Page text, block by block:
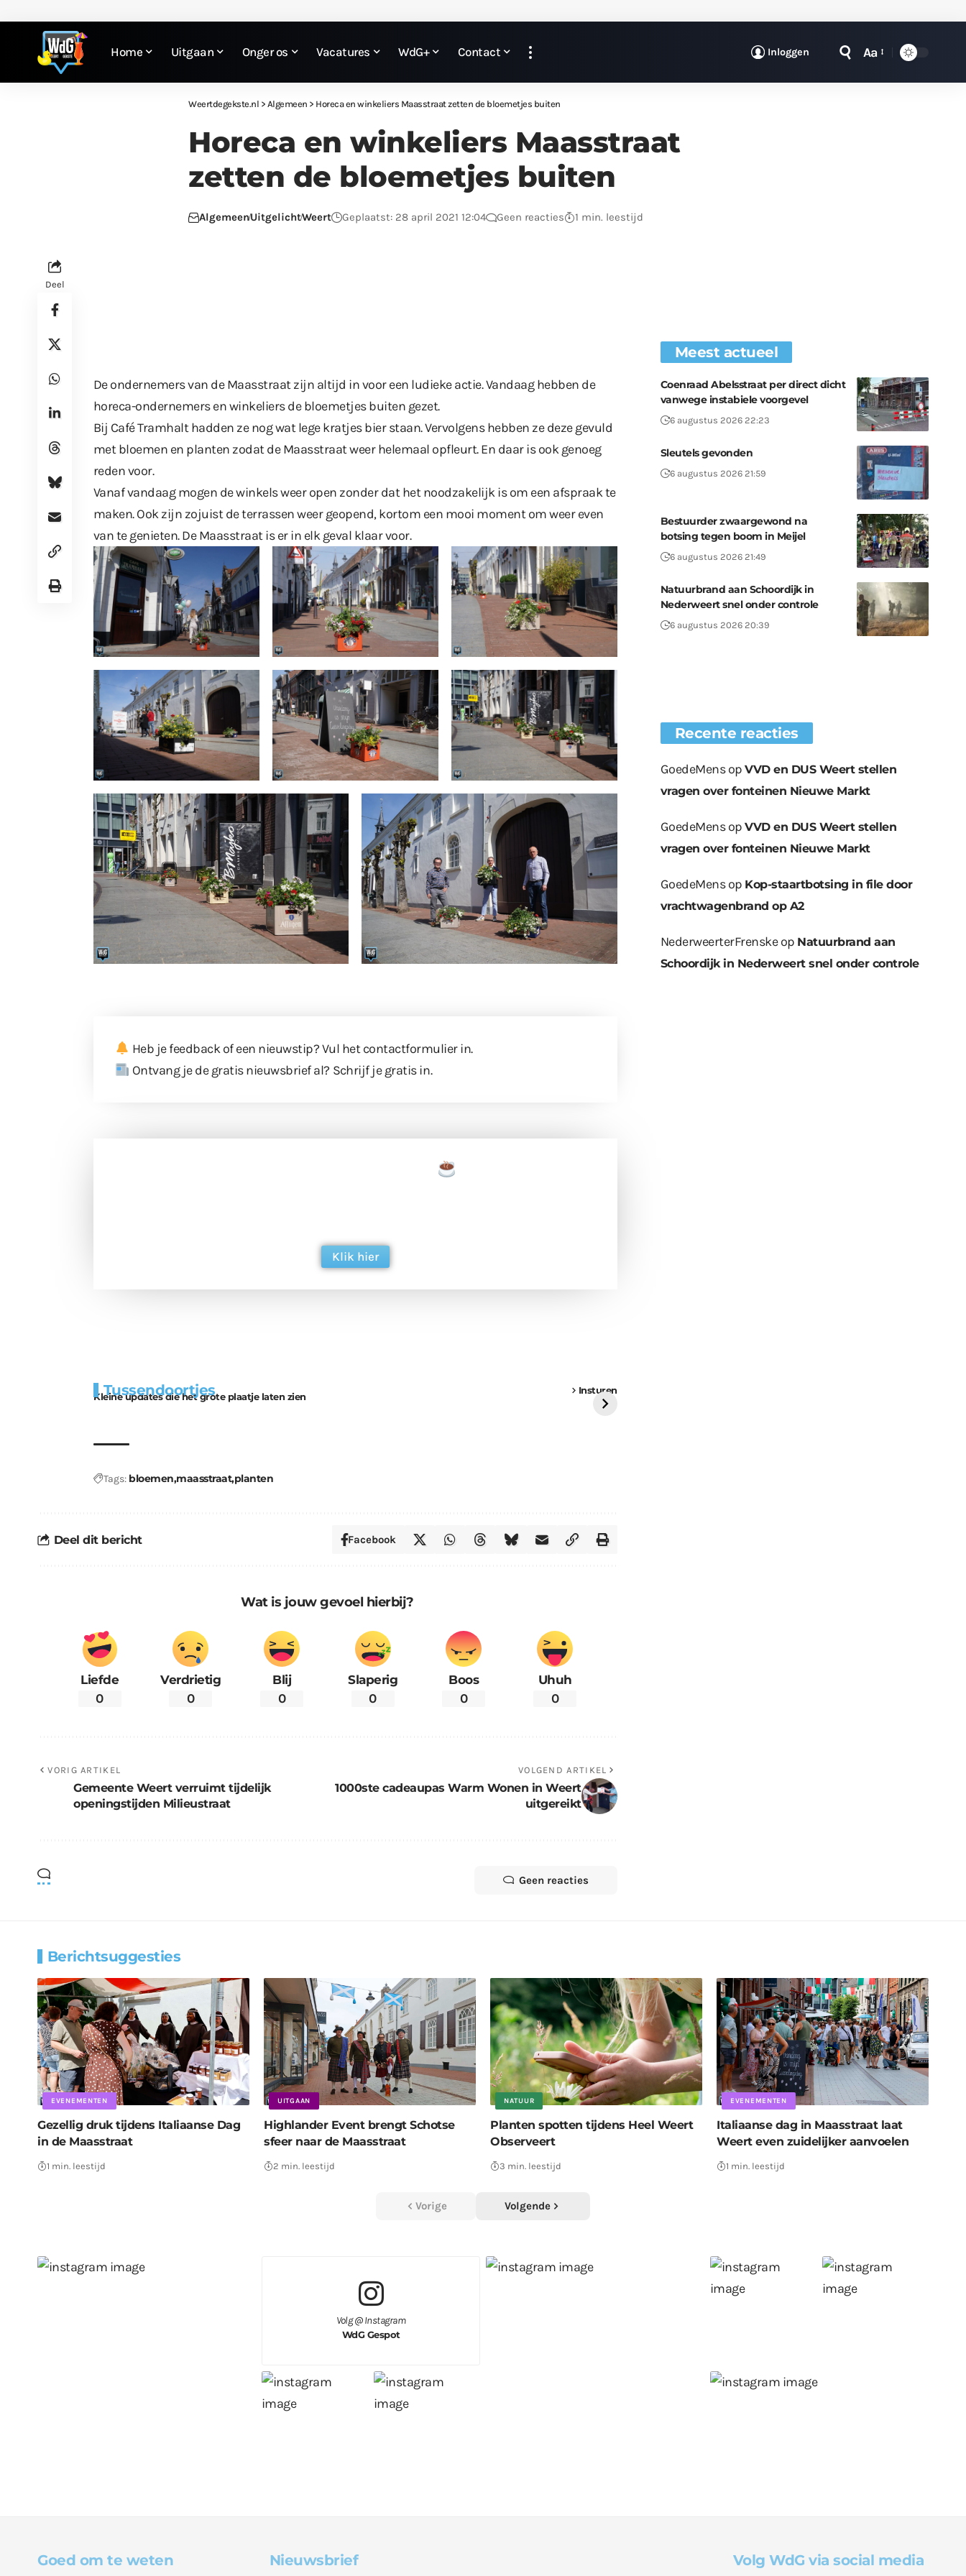
Home Uitgaan Onger os Vacatures WdG+ Contact Inloggen Aa
Weertdegekste.nl > Algemeen > Horeca en winkeliers Maasstraat zetten de bloemetjes buiten
Horeca en winkeliers Maasstraat
zetten de bloemetjes buiten
AlgemeenUitgelichtWeert Geplaatst: 28 april 2021 12:04 Geen reacties 1 min. leestijd
Deel
De ondernemers van de Maasstraat zijn altijd in voor een ludieke actie. Vandaag hebben de
horeca-ondernemers en winkeliers de bloemetjes buiten gezet.
Bij Café Tramhalt hadden ze nog wat lege kratjes bier staan. Vervolgens hebben ze deze gevuld
met bloemen en planten zodat de Maasstraat weer helemaal opfleurt. En daar is ook genoeg
reden voor.
Vanaf vandaag mogen de winkels weer open zonder dat het noodzakelijk is om een afspraak te
maken. Ook zijn zojuist de terrassen weer geopend, kortom een mooi moment om weer even
van te genieten. De Maasstraat is er in elk geval klaar voor.
Heb je feedback of een nieuwstip? Vul het contactformulierin.
Ontvang je de gratis nieuwsbrief al? Schrijf je gratis in.
Klik hier
Tussendoortjes Insturen
Kleine updates die het grote plaatje laten zien
bouwmateriaal voor
kabouters
uitdaging
Tags: bloemen maasstraatplanten
Deel dit bericht Facebook
Wat is jouw gevoel hierbij?
Liefde
0
Verdrietig
0
Blij
0
Slaperig
0
Boos
0
Uhuh
0
VORIG ARTIKEL
Gemeente Weert verruimt tijdelijk
openingstijden Milieustraat
VOLGEND ARTIKEL
1000ste cadeaupas Warm Wonen in Weert
uitgereikt
Geen reacties
Meest actueel
Coenraad Abelsstraat per direct dicht
vanwege instabiele voorgevel
6 augustus 2026 22:23
Sleutels gevonden
6 augustus 2026 21:59
Bestuurder zwaargewond na
botsing tegen boom in Meijel
6 augustus 2026 21:49
Natuurbrand aan Schoordijk in
Nederweert snel onder controle
6 augustus 2026 20:39
Recente reacties
GoedeMensopVVD en DUS Weert stellen
vragen over fonteinen Nieuwe Markt
GoedeMensopVVD en DUS Weert stellen
vragen over fonteinen Nieuwe Markt
GoedeMensop Kop-staartbotsing in file door
vrachtwagenbrand op A2
NederweerterFrenskeop Natuurbrand aan
Schoordijk in Nederweert snel onder controle
Berichtsuggesties
EVENEMENTEN
Gezellig druk tijdens Italiaanse Dag
in de Maasstraat
1 min. leestijd
UITGAAN
Highlander Event brengt Schotse
sfeer naar de Maasstraat
2 min. leestijd
NATUUR
Planten spotten tijdens Heel Weert
Observeert
3 min. leestijd
EVENEMENTEN
Italiaanse dag in Maasstraat laat
Weert even zuidelijker aanvoelen
1 min. leestijd
Vorige Volgende
Volg @ Instagram
WdG Gespot
Goed om te weten Nieuwsbrief Volg WdG via social media